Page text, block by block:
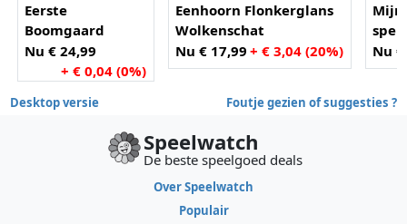
Eerste
Boomgaard
Nu € 24,99
+ € 0,04 (0%)
Eenhoorn Flonkerglans
Wolkenschat
Nu € 17,99 + € 3,04 (20%)
Mijn
Nu
Desktop versie Foutje gezien of suggesties ?
Speelwatch
De beste speelgoed deals
Over Speelwatch
Populair